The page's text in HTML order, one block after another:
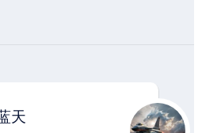
天